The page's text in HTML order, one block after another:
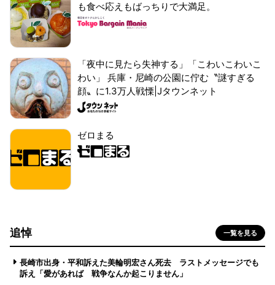
も食べ応えもばっちりで大満足。
「夜中に見たら失神する」「こわいこわいこ
わい」 兵庫・尼崎の公園に佇む〝謎すぎる
顔〟に1.3万人戦慄|Jタウンネット
ゼロまる
追悼 一覧を見る
長崎市出身・平和訴えた美輪明宏さん死去 ラストメッセージでも
訴え「愛があれば 戦争なんか起こりません」